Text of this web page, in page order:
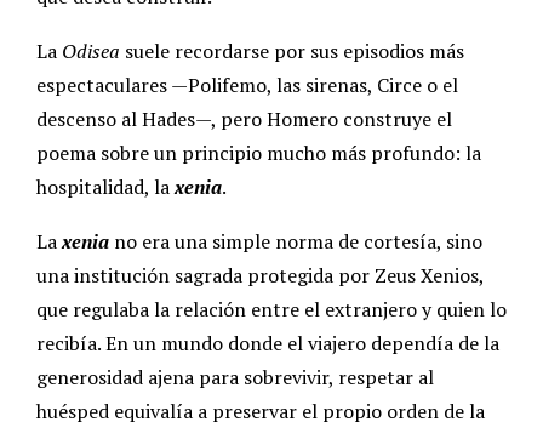
La Odisea suele recordarse por sus episodios más
espectaculares —Polifemo, las sirenas, Circe o el
descenso al Hades—, pero Homero construye el
poema sobre un principio mucho más profundo: la
hospitalidad, laxenia.
Laxenia no era una simple norma de cortesía, sino
una institución sagrada protegida por Zeus Xenios,
que regulaba la relación entre el extranjero y quien lo
recibía. En un mundo donde el viajero dependía de la
generosidad ajena para sobrevivir, respetar al
huésped equivalía a preservar el propio orden de la